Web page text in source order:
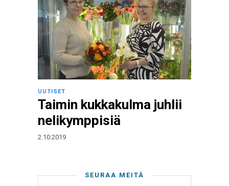
UUTISET
Taimin kukkakulma juhlii
nelikymppisiä
2.10.2019
SEURAA MEITÄ